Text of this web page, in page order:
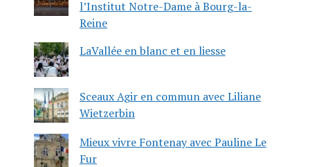
l’Institut Notre-Dame à Bourg-la-
Reine
LaVallée en blanc et en liesse
Sceaux Agir en commun avec Liliane
Wietzerbin
Mieux vivre Fontenay avec Pauline Le
Fur